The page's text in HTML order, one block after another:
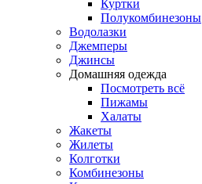
Куртки
Полукомбинезоны
Водолазки
Джемперы
Джинсы
Домашняя одежда
Посмотреть всё
Пижамы
Халаты
Жакеты
Жилеты
Колготки
Комбинезоны